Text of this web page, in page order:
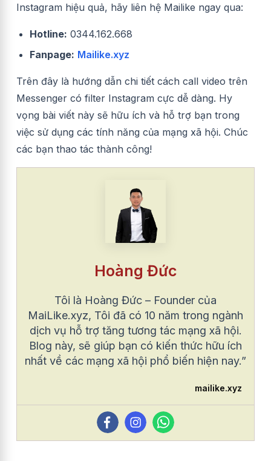
Instagram hiệu quả, hãy liên hệ Mailike ngay qua:
Hotline: 0344.162.668
Fanpage: Mailike.xyz
Trên đây là hướng dẫn chi tiết cách call video trên
Messenger có filter Instagram cực dễ dàng. Hy
vọng bài viết này sẽ hữu ích và hỗ trợ bạn trong
việc sử dụng các tính năng của mạng xã hội. Chúc
các bạn thao tác thành công!
Hoàng Đức
Tôi là Hoàng Đức – Founder của
MaiLike.xyz, Tôi đã có 10 năm trong ngành
dịch vụ hỗ trợ tăng tương tác mạng xã hội.
Blog này, sẽ giúp bạn có kiến thức hữu ích
nhất về các mạng xã hội phổ biến hiện nay.”
mailike.xyz